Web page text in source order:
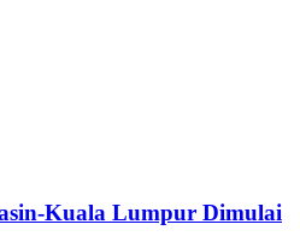
Kuala Lumpur Dimulai